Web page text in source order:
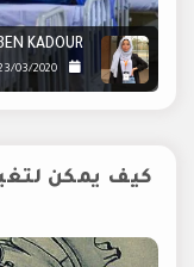
KADOUR
03/2020
كيف يمكن